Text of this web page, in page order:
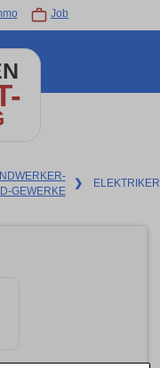
Job
GEWERKE
❯ ELEKTRIKER